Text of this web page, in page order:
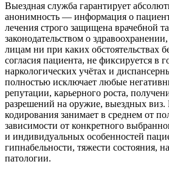
Выездная служба гарантирует
анонимность — информация о
лечения строго защищена врачебной
законодательством о
лицам ни при каких обстоятельствах
согласия пациента, не фиксируется в
наркологических учётах и
полностью исключает любые
репутации, карьерного роста,
разрешений на оружие, выездных виз.
кодирования занимает в среднем от
зависимости от конкретного
и индивидуальных особенностей
гипнабельности, тяжести состояния,
патологии.